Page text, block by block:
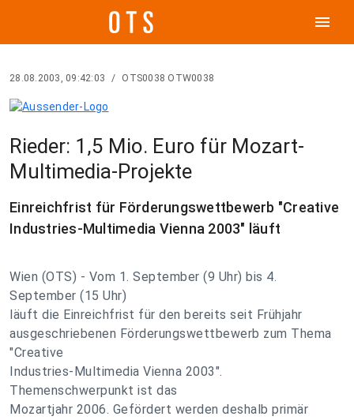
menu
28.08.2003, 09:42:03 / OTS0038 OTW0038
Rieder: 1,5 Mio. Euro für Mozart-
Multimedia-Projekte
Einreichfrist für Förderungswettbewerb "Creative
Industries-Multimedia Vienna 2003" läuft
Wien (OTS) - Vom 1. September (9 Uhr) bis 4.
September (15 Uhr)
läuft die Einreichfrist für den bereits seit Frühjahr
ausgeschriebenen Förderungswettbewerb zum Thema
"Creative
Industries-Multimedia Vienna 2003".
Themenschwerpunkt ist das
Mozartjahr 2006. Gefördert werden deshalb primär